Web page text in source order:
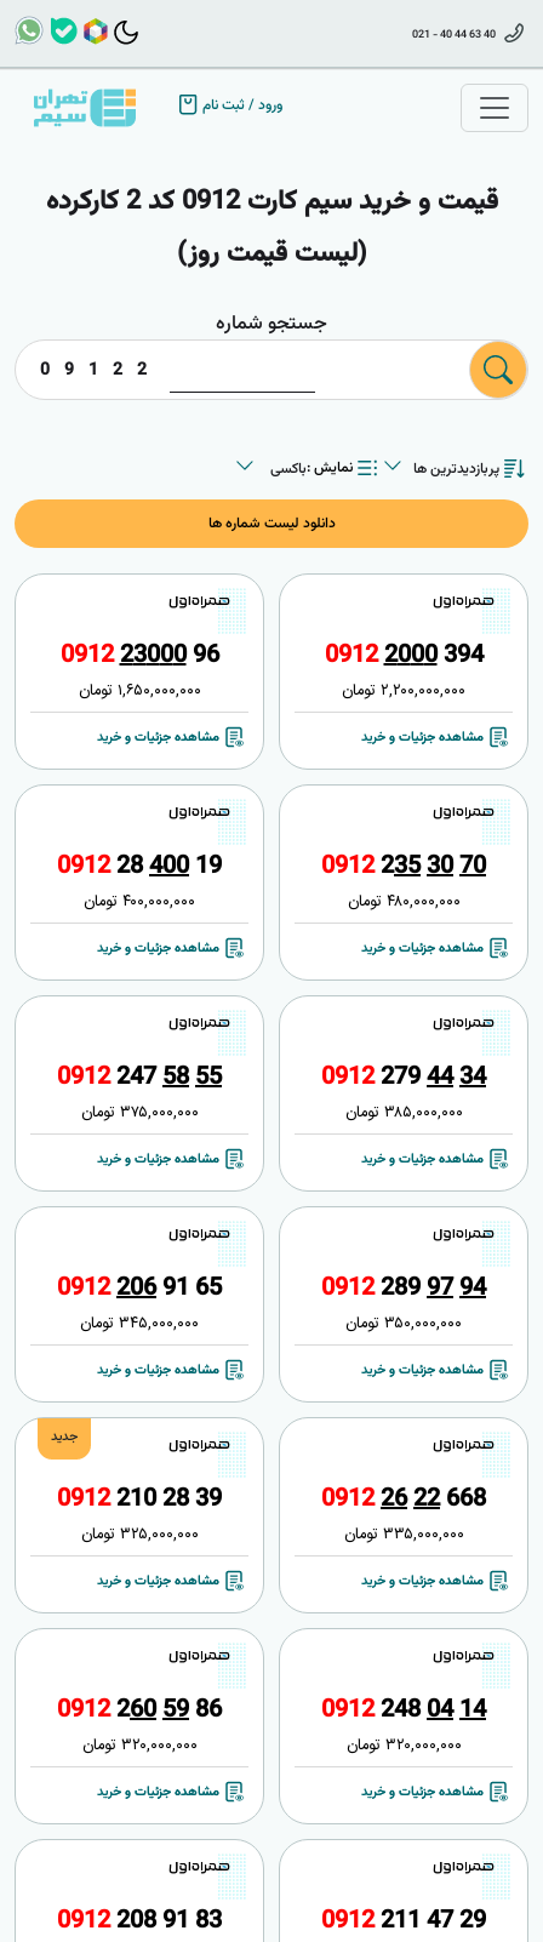
021 - 40 44 63 40
ورود/ثبت نام
قیمت و خرید سیم کارت 0912 کد 2 کارکرده
(لیست قیمت روز)
جستجو شماره
0 9 1 2 2
پربازدیدترین ها
پربازدیدترین ها
نمایش :باکسی
باکسی
دانلود لیست شماره ها
09122000394
2,200,000,000 تومان
مشاهده جزئیات و خرید
091223000 96
1,650,000,000 تومان
مشاهده جزئیات و خرید
09122353070
480,000,000 تومان
مشاهده جزئیات و خرید
09122840019
400,000,000 تومان
مشاهده جزئیات و خرید
09122794434
385,000,000 تومان
مشاهده جزئیات و خرید
09122475855
375,000,000 تومان
مشاهده جزئیات و خرید
09122899794
350,000,000 تومان
مشاهده جزئیات و خرید
091220691 65
345,000,000 تومان
مشاهده جزئیات و خرید
09122622668
335,000,000 تومان
مشاهده جزئیات و خرید
جدید
09122102839
325,000,000 تومان
مشاهده جزئیات و خرید
09122480414
320,000,000 تومان
مشاهده جزئیات و خرید
09122605986
320,000,000 تومان
مشاهده جزئیات و خرید
0912211 4729
091220891 83